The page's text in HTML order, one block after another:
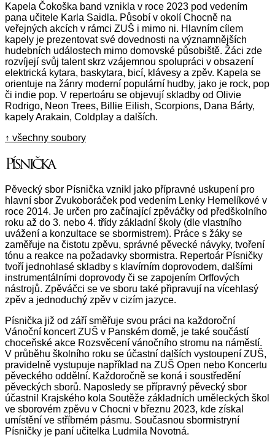
Kapela Čokoška band vznikla v roce 2023 pod vedením
pana učitele Karla Saidla. Působí v okolí Chocně na
veřejných akcích v rámci ZUŠ i mimo ni. Hlavním cílem
kapely je prezentovat své dovednosti na významnějších
hudebních událostech mimo domovské působiště. Žáci zde
rozvíjejí svůj talent skrz vzájemnou spolupráci v obsazení
elektrická kytara, baskytara, bicí, klávesy a zpěv. Kapela se
orientuje na žánry moderní populární hudby, jako je rock, pop
či indie pop. V repertoáru se objevují skladby od Olivie
Rodrigo, Neon Trees, Billie Eilish, Scorpions, Dana Bárty,
kapely Arakain, Coldplay a dalších.
↑ všechny soubory
Písnička
Pěvecký sbor Písnička vznikl jako přípravné uskupení pro
hlavní sbor Zvukoboráček pod vedením Lenky Hemelíkové v
roce 2014. Je určen pro začínající zpěváčky od předškolního
roku až do 3. nebo 4. třídy základní školy (dle vlastního
uvážení a konzultace se sbormistrem). Práce s žáky se
zaměřuje na čistotu zpěvu, správné pěvecké návyky, tvoření
tónu a reakce na požadavky sbormistra. Repertoár Písničky
tvoří jednohlasé skladby s klavírním doprovodem, dalšími
instrumentálními doprovody či se zapojením Orffových
nástrojů. Zpěváčci se ve sboru také připravují na vícehlasý
zpěv a jednoduchý zpěv v cizím jazyce.
Písnička již od září směřuje svou práci na každoroční
Vánoční koncert ZUŠ v Panském domě, je také součástí
choceňské akce Rozsvěcení vánočního stromu na náměstí.
V průběhu školního roku se účastní dalších vystoupení ZUŠ,
pravidelně vystupuje například na ZUŠ Open nebo Koncertu
pěveckého oddělní. Každoročně se koná i soustředění
pěveckých sborů. Naposledy se přípravný pěvecký sbor
účastnil Krajského kola Soutěže základních uměleckých škol
ve sborovém zpěvu v Chocni v březnu 2023, kde získal
umístění ve stříbrném pásmu. Současnou sbormistryní
Písničky je paní učitelka Ludmila Novotná.